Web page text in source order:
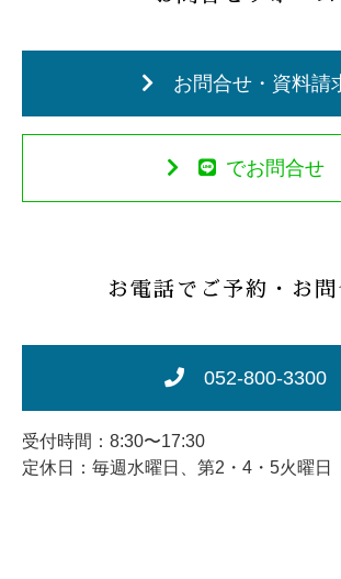
お問合せ・資料請
でお問合せ
お電話でご予約・お問
052-800-3300
受付時間：8:30〜17:30
定休日：毎週水曜日、第2・4・5火曜日